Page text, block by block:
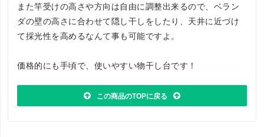
また竿受けの高さや方向は自由に調整出来るので、ベラン
ダの壁の高さに合わせて隠し干しをしたり、天井に近づけ
て採光性を高めるなんて事も可能ですよ。
価格的にも手頃で、使いやすい物干し台です！
この商品のTOPに戻る